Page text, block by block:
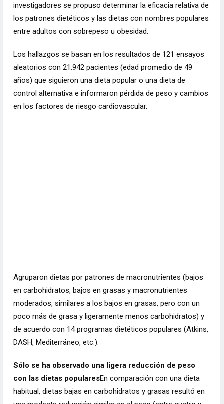
investigadores se propuso determinar la eficacia relativa de
los patrones dietéticos y las dietas con nombres populares
entre adultos con sobrepeso u obesidad.
Los hallazgos se basan en los resultados de 121 ensayos
aleatorios con 21.942 pacientes (edad promedio de 49
años) que siguieron una dieta popular o una dieta de
control alternativa e informaron pérdida de peso y cambios
en los factores de riesgo cardiovascular.
Agruparon dietas por patrones de macronutrientes (bajos
en carbohidratos, bajos en grasas y macronutrientes
moderados, similares a los bajos en grasas, pero con un
poco más de grasa y ligeramente menos carbohidratos) y
de acuerdo con 14 programas dietéticos populares (Atkins,
DASH, Mediterráneo, etc.).
Sólo se ha observado una ligera reducción de peso
con las dietas popularesEn comparación con una dieta
habitual, dietas bajas en carbohidratos y grasas resultó en